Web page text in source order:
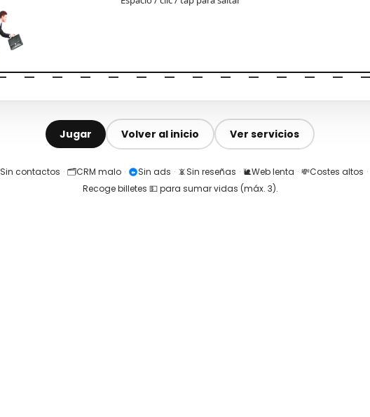
Jugar Volver al inicio Ver servicios
Sin contactos · 🗂️CRM malo · Sin ads · 📵Sin reseñas · 🐌Web lenta · 💸Costes altos ·
Recoge billetes 💵 para sumar vidas (máx. 3).